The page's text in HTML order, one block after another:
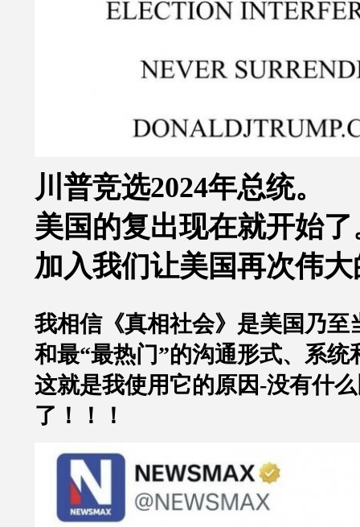
川普竞选2024年总统。
美国的复出现在就开始了
加入我们让美国再次伟
我相信《真相社会》是美国乃至
和最“最热门”的沟通形式、系统
这就是我使用它的原因-没有什
了！！！